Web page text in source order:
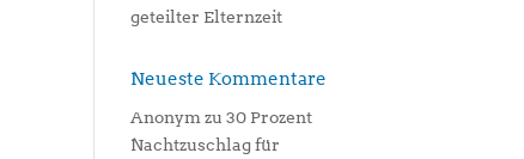
geteilter Elternzeit
Neueste Kommentare
Anonym zu30 Prozent
Nachtzuschlag für